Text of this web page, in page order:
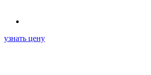
узнать цену